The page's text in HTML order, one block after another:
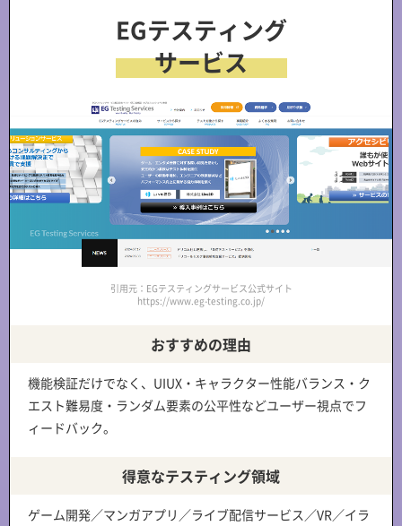
EGテスティング
サービス
引用元：EGテスティングサービス公式サイト
https://www.eg-testing.co.jp/
おすすめの理由
機能検証だけでなく、 UIUX・キャラクター性能バランス・ク
エスト難易度・ランダム要素の公平性などユーザー視点でフ
ィードバック。
得意なテスティング領域
ゲーム開発／マンガアプリ／ライブ配信サービス／VR／イラ